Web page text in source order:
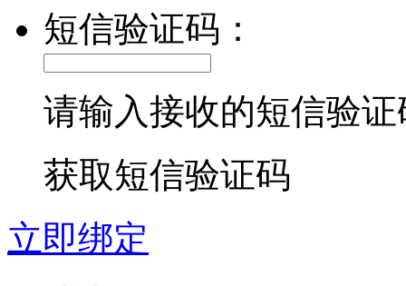
短信验证码：
请输入接收的短信验证
获取短信验证码
立即绑定